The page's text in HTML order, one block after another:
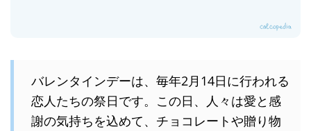
バレンタインデーは、毎年2月14日に行われる
恋人たちの祭日です。この日、人々は愛と感
謝の気持ちを込めて、チョコレートや贈り物